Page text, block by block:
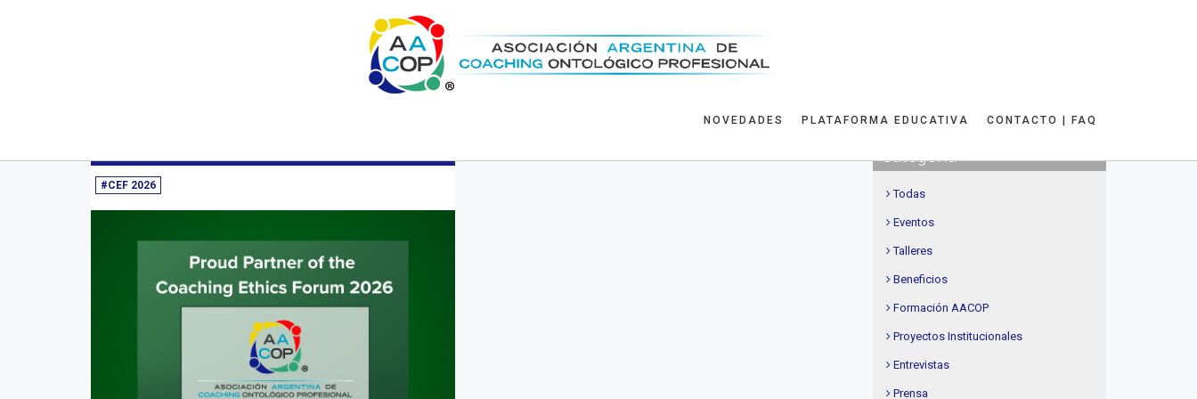
NOVEDADES PLATAFORMA EDUCATIVA CONTACTO | FAQ
#CEF 2026
Categoría
Todas
Eventos
Talleres
Beneficios
Formación AACOP
Proyectos Institucionales
Entrevistas
Prensa